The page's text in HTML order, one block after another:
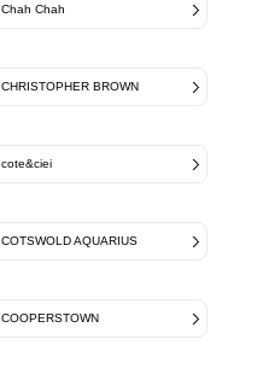
Chah Chah
CHRISTOPHER BROWN
cote&ciei
COTSWOLD AQUARIUS
COOPERSTOWN